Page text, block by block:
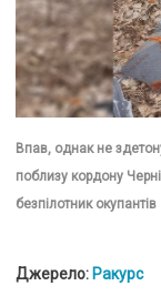
Впав, однак не
поблизу кордону
безпілотник окупантів
Джерело: Ракурс